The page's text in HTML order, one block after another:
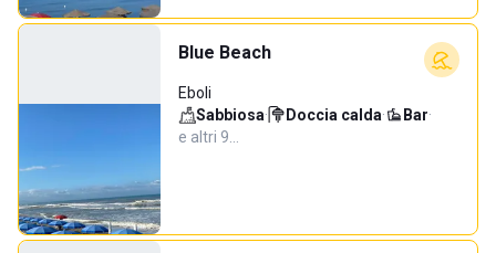
Blue Beach
Eboli
Sabbiosa· Doccia calda· Bar·
e altri 9…